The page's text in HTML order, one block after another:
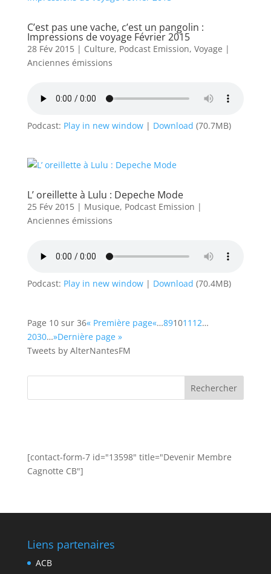
C’est pas une vache, c’est un pangolin :
Impressions de voyage Février 2015
28 Fév 2015| Culture, Podcast Emission, Voyage |
Anciennes émissions
Podcast: Play in new window| Download (70.7MB)
L’ oreillette à Lulu : Depeche Mode
25 Fév 2015| Musique, Podcast Emission |
Anciennes émissions
Podcast: Play in new window| Download (70.4MB)
Page 10 sur 36« Première page«…891011 12…
2030…»Dernière page »
Tweets by AlterNantesFM
[contact-form-7 id="13598" title="Devenir Membre
Cagnotte CB"]
Liens partenaires
ACB